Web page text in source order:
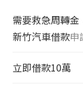
需要救急周轉
新竹汽車借款申
立即借款10萬